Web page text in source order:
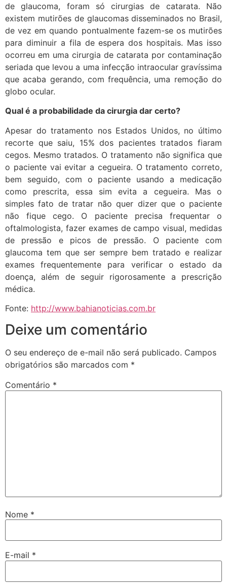
de glaucoma, foram só cirurgias de catarata. Não
existem mutirões de glaucomas disseminados no Brasil,
de vez em quando pontualmente fazem-se os mutirões
para diminuir a fila de espera dos hospitais. Mas isso
ocorreu em uma cirurgia de catarata por contaminação
seriada que levou a uma infecção intraocular gravíssima
que acaba gerando, com frequência, uma remoção do
globo ocular.
Qual é a probabilidade da cirurgia dar certo?
Apesar do tratamento nos Estados Unidos, no último
recorte que saiu, 15% dos pacientes tratados fiaram
cegos. Mesmo tratados. O tratamento não significa que
o paciente vai evitar a cegueira. O tratamento correto,
bem seguido, com o paciente usando a medicação
como prescrita, essa sim evita a cegueira. Mas o
simples fato de tratar não quer dizer que o paciente
não fique cego. O paciente precisa frequentar o
oftalmologista, fazer exames de campo visual, medidas
de pressão e picos de pressão. O paciente com
glaucoma tem que ser sempre bem tratado e realizar
exames frequentemente para verificar o estado da
doença, além de seguir rigorosamente a prescrição
médica.
Fonte: http://www.bahianoticias.com.br
Deixe um comentário
O seu endereço de e-mail não será publicado. Campos
obrigatórios são marcados com *
Comentário *
Nome *
E-mail *